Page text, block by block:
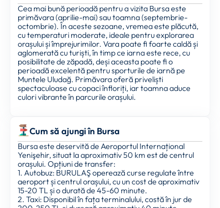
Cea mai bună perioadă pentru a vizita Bursa este
primăvara (aprilie-mai) sau toamna (septembrie-
octombrie). În aceste sezoane, vremea este plăcută,
cu temperaturi moderate, ideale pentru explorarea
orașului și împrejurimilor. Vara poate fi foarte caldă și
aglomerată cu turiști, în timp ce iarna este rece, cu
posibilitate de zăpadă, deși aceasta poate fi o
perioadă excelentă pentru sporturile de iarnă pe
Muntele Uludağ. Primăvara oferă priveliști
spectaculoase cu copaci înfloriți, iar toamna aduce
culori vibrante în parcurile orașului.
Cum să ajungi în Bursa
Bursa este deservită de Aeroportul Internațional
Yenişehir, situat la aproximativ 50 km est de centrul
orașului. Opțiuni de transfer:
1. Autobuz: BURULAŞ operează curse regulate între
aeroport și centrul orașului, cu un cost de aproximativ
15-20 TL și o durată de 45-60 minute.
2. Taxi: Disponibil în fața terminalului, costă în jur de